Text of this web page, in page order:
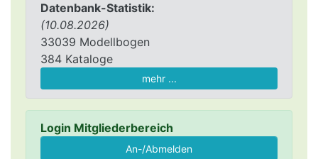
Datenbank-Statistik:
(10.08.2026)
33039 Modellbogen
384 Kataloge
mehr ...
Login Mitgliederbereich